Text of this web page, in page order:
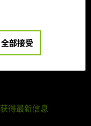
获得最新信息
全部接受